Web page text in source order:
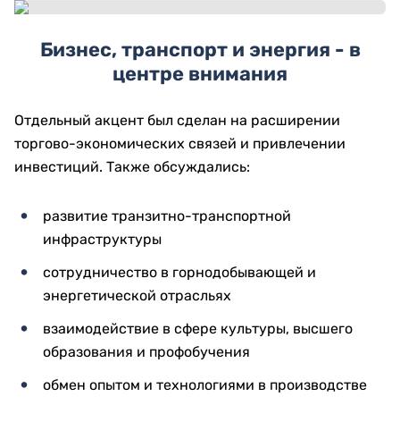
Бизнес, транспорт и энергия - в
центре внимания
Отдельный акцент был сделан на расширении
торгово-экономических связей и привлечении
инвестиций. Также обсуждались:
развитие транзитно-транспортной
инфраструктуры
сотрудничество в горнодобывающей и
энергетической отрасльях
взаимодействие в сфере культуры, высшего
образования и профобучения
обмен опытом и технологиями в производстве